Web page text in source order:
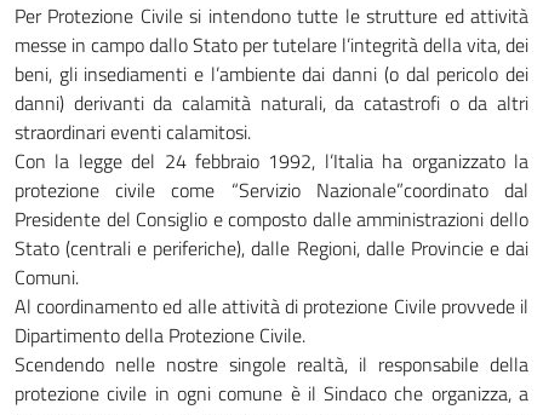
Per Protezione Civile si intendono tutte le strutture ed attività
messe in campo dallo Stato per tutelare l’integrità della vita, dei
beni, gli insediamenti e l’ambiente dai danni (o dal pericolo dei
danni) derivanti da calamità naturali, da catastrofi o da altri
straordinari eventi calamitosi.
Con la legge del 24 febbraio 1992, l’Italia ha organizzato la
protezione civile come “Servizio Nazionale”coordinato dal
Presidente del Consiglio e composto dalle amministrazioni dello
Stato (centrali e periferiche), dalle Regioni, dalle Provincie e dai
Comuni.
Al coordinamento ed alle attività di protezione Civile provvede il
Dipartimento della Protezione Civile.
Scendendo nelle nostre singole realtà, il responsabile della
protezione civile in ogni comune è il Sindaco che organizza, a